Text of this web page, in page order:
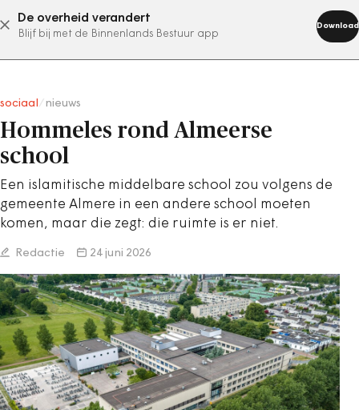
De overheid verandert
Blijf bij met de Binnenlands Bestuur app
Download
abonneer nu
sociaal nieuws
Hommeles rond Almeerse
school
Een islamitische middelbare school zou volgens de
gemeente Almere in een andere school moeten
komen, maar die zegt: die ruimte is er niet.
Redactie 24 juni 2026